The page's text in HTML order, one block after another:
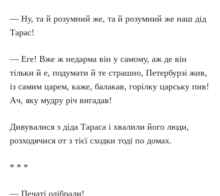
— Ну, та й розумний же, та й розумний же наш дід
Тарас!
— Еге! Вже ж недарма він у самому, аж де він
тільки й е, подумати й те страшно, Петербурзі жив,
із самим царем, каже, балакав, горілку царську пив!
Ач, яку мудру річ вигадав!
Дивувалися з діда Тараса і хвалили його люди,
розходячися от з тієї сходки тоді по домах.
* * *
— Печаті одібрали!